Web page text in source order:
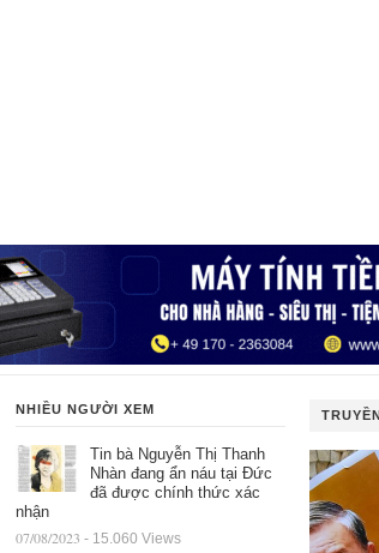
NHIỀU NGƯỜI XEM
Tin bà Nguyễn Thị Thanh
Nhàn đang ẩn náu tại Đức
đã được chính thức xác
nhận
07/08/2023 - 15.060 Views